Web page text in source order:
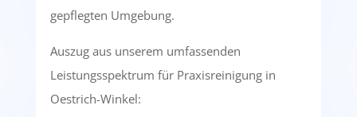
gepflegten Umgebung.
Auszug aus unserem umfassenden
Leistungsspektrum für Praxisreinigung in
Oestrich-Winkel: